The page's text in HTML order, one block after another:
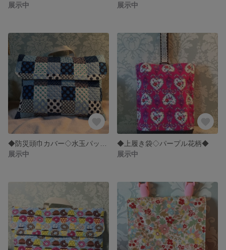
展示中
展示中
展示中
◆上履き袋◇パープル花柄◆
展示中